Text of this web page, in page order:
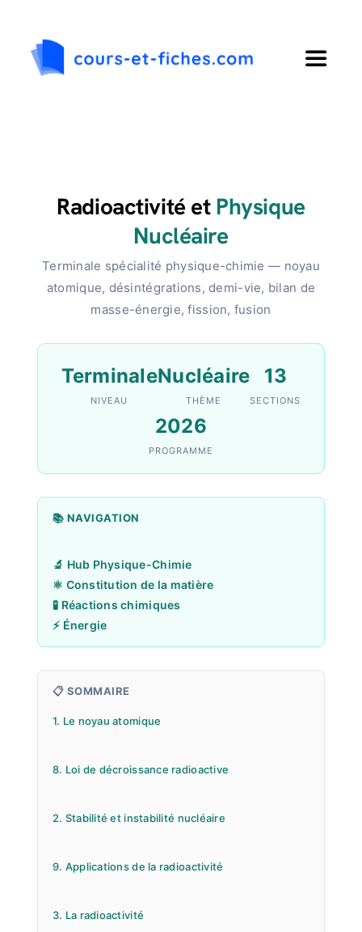
contenu
Toggle
Radioactivité etPhysique
Nucléaire
Terminale spécialité physique-chimie — noyau
atomique, désintégrations, demi-vie, bilan de
masse-énergie, fission, fusion
Terminale
NIVEAU
Nucléaire
THÈME
13
SECTIONS
2026
PROGRAMME
📚 NAVIGATION
🔬 Hub Physique-Chimie
⚛️ Constitution de la matière
🧪 Réactions chimiques
⚡ Énergie
📋 SOMMAIRE
1. Le noyau atomique
8. Loi de décroissance radioactive
2. Stabilité et instabilité nucléaire
9. Applications de la radioactivité
3. La radioactivité